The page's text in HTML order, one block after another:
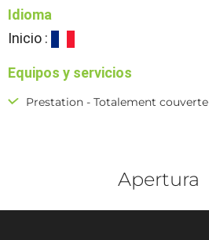
Idioma
Inicio :
Equipos y servicios
Prestation - Totalement couverte
Apertura